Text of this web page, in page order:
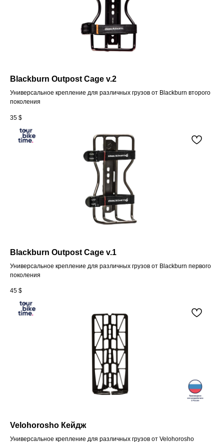
Blackburn Outpost Cage v.2
Универсальное крепление для различных грузов от Blackburn второго
поколения
35 $
Blackburn Outpost Cage v.1
Универсальное крепление для различных грузов от Blackburn первого
поколения
45 $
Velohorosho Кейдж
Универсальное крепление для различных грузов от Velohorosho